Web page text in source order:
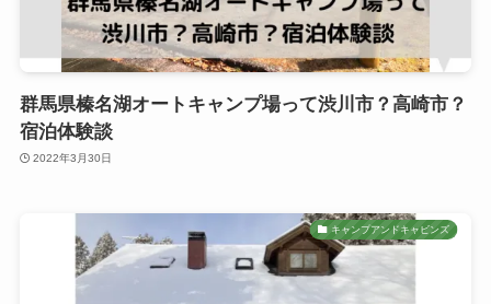
群馬県榛名湖オートキャンプ場って渋川市？高崎市？
宿泊体験談
2022年3月30日
キャンプアンドキャビンズ